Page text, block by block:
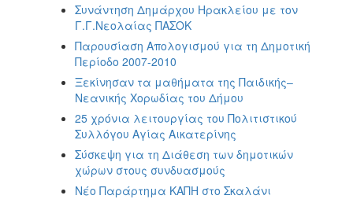
Συνάντηση Δημάρχου Ηρακλείου με τον
Γ.Γ.Νεολαίας ΠΑΣΟΚ
Παρουσίαση Απολογισμού για τη Δημοτική
Περίοδο 2007-2010
Ξεκίνησαν τα μαθήματα της Παιδικής–
Νεανικής Χορωδίας του Δήμου
25 χρόνια λειτουργίας του Πολιτιστικού
Συλλόγου Αγίας Αικατερίνης
Σύσκεψη για τη Διάθεση των δημοτικών
χώρων στους συνδυασμούς
Νέο Παράρτημα ΚΑΠΗ στο Σκαλάνι